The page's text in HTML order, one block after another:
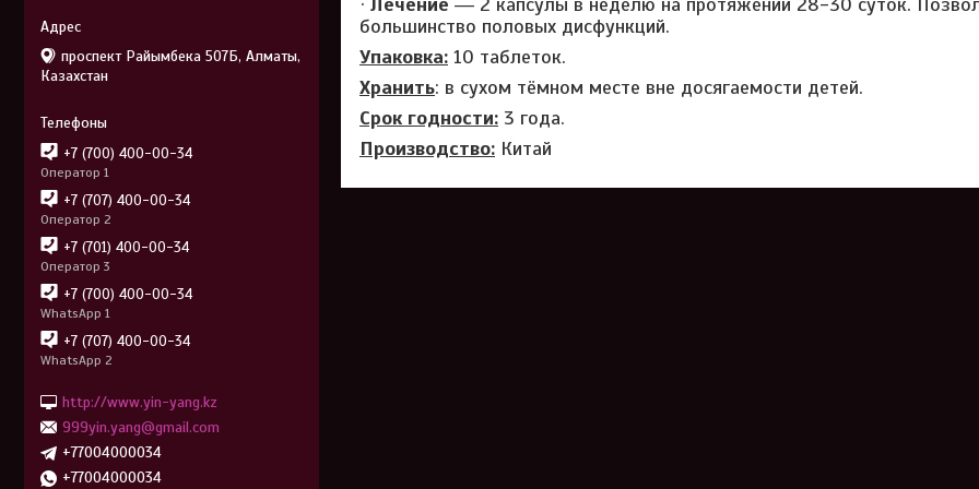
большинство половых дисфункций.
Упаковка: 10 таблеток.
Хранить: в сухом тёмном месте вне досягаемости детей.
Срок годности: 3 года.
Производство: Китай
проспект Райымбека 507Б, Алматы,
Казахстан
+7 (700) 400-00-34
Оператор 1
+7 (707) 400-00-34
Оператор 2
+7 (701) 400-00-34
Оператор 3
+7 (700) 400-00-34
WhatsApp 1
+7 (707) 400-00-34
WhatsApp 2
http://www.yin-yang.kz
999yin.yang@gmail.com
+77004000034
+77004000034